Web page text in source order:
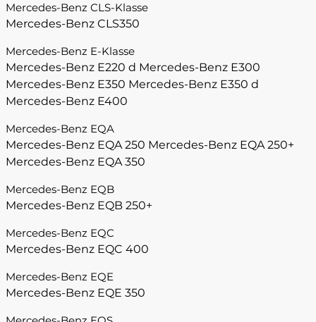
Mercedes-Benz CLS-Klasse
Mercedes-Benz CLS350
Mercedes-Benz E-Klasse
Mercedes-Benz E220 d Mercedes-Benz E300
Mercedes-Benz E350 Mercedes-Benz E350 d
Mercedes-Benz E400
Mercedes-Benz EQA
Mercedes-Benz EQA 250 Mercedes-Benz EQA 250+
Mercedes-Benz EQA 350
Mercedes-Benz EQB
Mercedes-Benz EQB 250+
Mercedes-Benz EQC
Mercedes-Benz EQC 400
Mercedes-Benz EQE
Mercedes-Benz EQE 350